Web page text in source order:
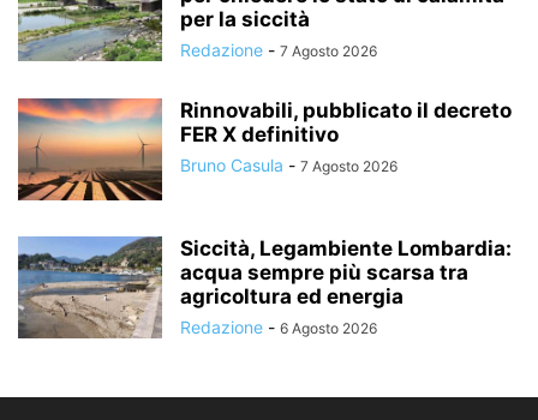
per la siccità
Redazione - 7 Agosto 2026
Rinnovabili, pubblicato il decreto
FER X definitivo
Bruno Casula - 7 Agosto 2026
Siccità, Legambiente Lombardia:
acqua sempre più scarsa tra
agricoltura ed energia
Redazione - 6 Agosto 2026